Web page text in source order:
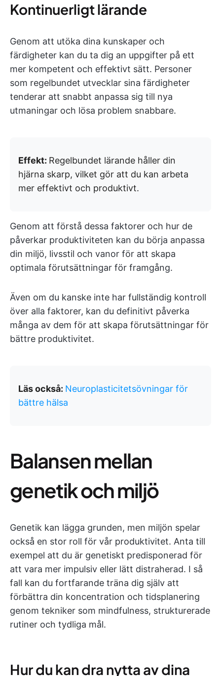
Kontinuerligt lärande
Genom att utöka dina kunskaper och
färdigheter kan du ta dig an uppgifter på ett
mer kompetent och effektivt sätt. Personer
som regelbundet utvecklar sina färdigheter
tenderar att snabbt anpassa sig till nya
utmaningar och lösa problem snabbare.
Effekt: Regelbundet lärande håller din
hjärna skarp, vilket gör att du kan arbeta
mer effektivt och produktivt.
Genom att förstå dessa faktorer och hur de
påverkar produktiviteten kan du börja anpassa
din miljö, livsstil och vanor för att skapa
optimala förutsättningar för framgång.
Även om du kanske inte har fullständig kontroll
över alla faktorer, kan du definitivt påverka
många av dem för att skapa förutsättningar för
bättre produktivitet.
Läs också: Neuroplasticitetsövningar för
bättre hälsa
Balansen mellan
genetik och miljö
Genetik kan lägga grunden, men miljön spelar
också en stor roll för vår produktivitet. Anta till
exempel att du är genetiskt predisponerad för
att vara mer impulsiv eller lätt distraherad. I så
fall kan du fortfarande träna dig själv att
förbättra din koncentration och tidsplanering
genom tekniker som mindfulness, strukturerade
rutiner och tydliga mål.
Hur du kan dra nytta av dina